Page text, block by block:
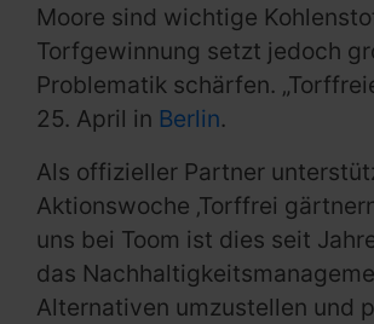
Moore sind wichtige
Torfgewinnung setzt jedoch
Problematik schärfen.
25. April in Berlin.
Als offizieller Partner
Aktionswoche ‚Torffrei
uns bei Toom ist dies seit
das
Alternativen umzustellen und